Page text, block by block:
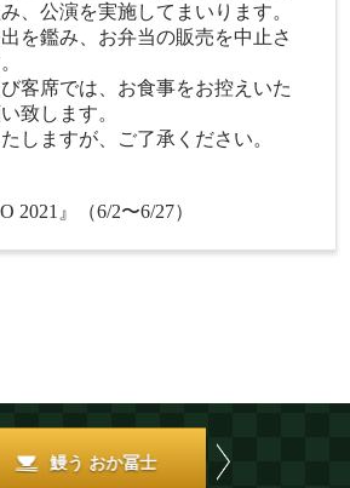
、公演を実施してまいります。
を鑑み、お弁当の販売を中止さ
客席では、お食事をお控えいた
致します。
しますが、ご了承ください。
2021』（6/2〜6/27）
鰻う おか冨士